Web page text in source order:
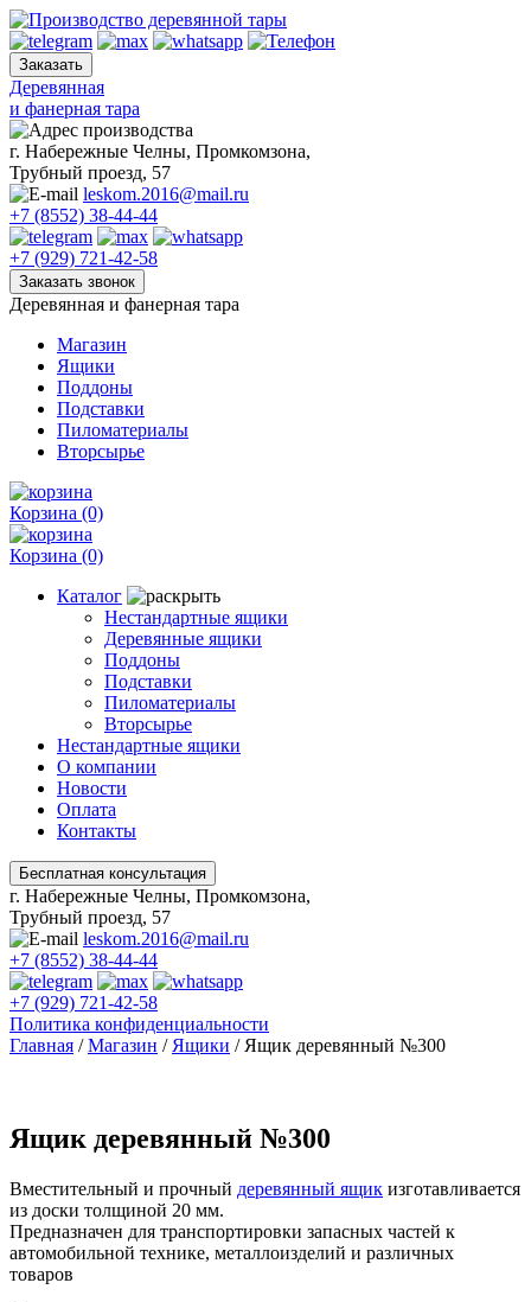
Skip
to
content
Деревянная
и фанерная тара
г. Набережные Челны, Промкомзона,
Трубный проезд, 57
leskom.2016@mail.ru
+7 (8552) 38-44-44
+7 (929) 721-42-58
Деревянная и фанерная тара
Магазин
Ящики
Поддоны
Подставки
Пиломатериалы
Вторсырье
Корзина (0)
Корзина (0)
Каталог
Нестандартные ящики
Деревянные ящики
Поддоны
Подставки
Пиломатериалы
Вторсырье
Нестандартные ящики
О компании
Новости
Оплата
Контакты
г. Набережные Челны, Промкомзона,
Трубный проезд, 57
leskom.2016@mail.ru
+7 (8552) 38-44-44
+7 (929) 721-42-58
Политика конфиденциальности
Главная /Магазин / Ящики / Ящик деревянный №300
Ящик деревянный №300
Вместительный и прочный деревянный ящик изготавливается
из доски толщиной 20 мм.
Предназначен для транспортировки запасных частей к
автомобильной технике, металлоизделий и различных
товаров